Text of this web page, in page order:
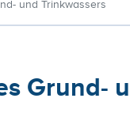
und Trinkwassers
Grund-